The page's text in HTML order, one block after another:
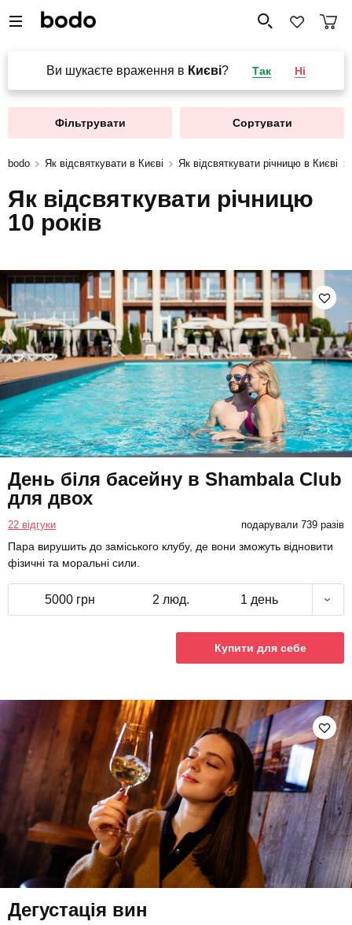
Ви шукаєте враження в Києві? Так Ні
Фільтрувати Сортувати
bodo Як відсвяткувати в Києві Як відсвяткувати річницю в Києві
Як відсвяткувати річницю
10 років
День біля басейну в Shambala Club
для двох
22 відгуки подарували 739 разів
Пара вирушить до заміського клубу, де вони зможуть відновити
фізичні та моральні сили.
5000 грн 2 люд. 1 день
Купити для себе
Дегустація вин